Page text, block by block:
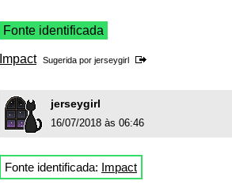
Fonte identificada
Impact Sugerida por jerseygirl
jerseygirl
16/07/2018 às 06:46
Fonte identificada: Impact